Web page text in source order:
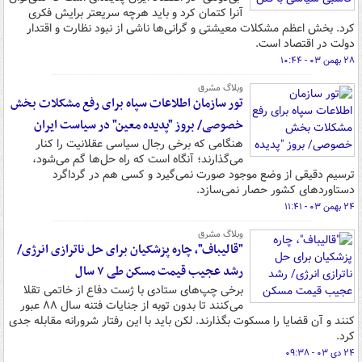
آنرا کتمان کرد و باید هرچه سریعتر برایش فکری
کرد. بخش اعظم مشکلات معیشتی و گرانی‌ها ناشی از نبود نظارت و اقتدار
دولت در اقتصاد است.
۲۸ بهمن ۰۳ - ۱۰:۴۴
وبلاگ مشرق
تور سازمان اطلاعات سپاه برای رفع مشکلات بخش
خصوصی/ بروز "پدیده معین" در سیاست ایران
هنگامی که برخی رجال سیاسی عقلانیت را کنار
می‌گذارند؛ آنگاه است که راه حل‌ها گم می‌شود،
ترسیم دقیقی از وضع موجود صورت نمی‌گیرد و کسی هم در گرداگرد
دستاوردهای کشور حصار نمی‌سازد.
۲۴ بهمن ۰۳ - ۱۱:۴۱
وبلاگ مشرق
"قالیباف"، چاره پزشکیان برای حل ناترازی انرژی/
رشد عجیب قیمت مسکن طی ۷ سال
برخی چپ‌های ستادی با ژست دفاع از خاتمی تقلا
می‌کنند تا بدون توبه از جنایات فتنه سال ۸۸ عبور
کنند و آن قضایا را مسکوت بگذارند. لکن باید با این رفتار شرورانه مقابله جدی
کرد.
۲۴ دی ۰۳ - ۰۹:۳۸